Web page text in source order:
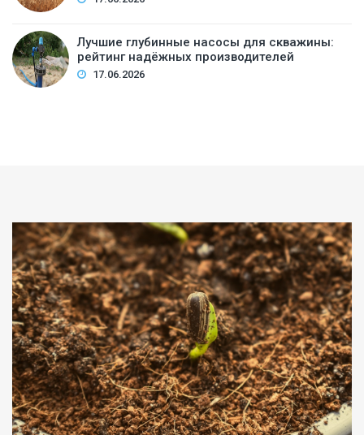
Лучшие глубинные насосы для скважины:
рейтинг надёжных производителей
17.06.2026